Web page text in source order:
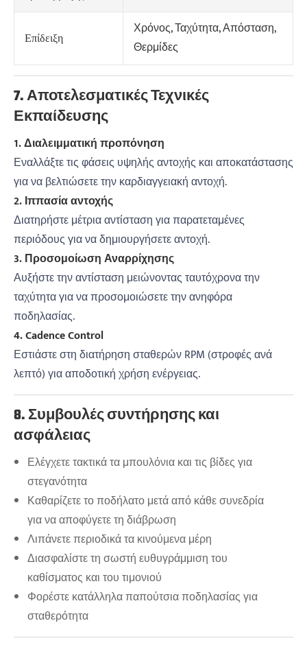
Επίδειξη
Χρόνος, Ταχύτητα, Απόσταση,
Θερμίδες
7. Αποτελεσματικές Τεχνικές
Εκπαίδευσης
1. Διαλειμματική προπόνηση
Εναλλάξτε τις φάσεις υψηλής αντοχής και αποκατάστασης
για να βελτιώσετε την καρδιαγγειακή αντοχή.
2. Ιππασία αντοχής
Διατηρήστε μέτρια αντίσταση για παρατεταμένες
περιόδους για να δημιουργήσετε αντοχή.
3. Προσομοίωση Αναρρίχησης
Αυξήστε την αντίσταση μειώνοντας ταυτόχρονα την
ταχύτητα για να προσομοιώσετε την ανηφόρα
ποδηλασίας.
4. Cadence Control
Εστιάστε στη διατήρηση σταθερών RPM (στροφές ανά
λεπτό) για αποδοτική χρήση ενέργειας.
8. Συμβουλές συντήρησης και
ασφάλειας
Ελέγχετε τακτικά τα μπουλόνια και τις βίδες για
στεγανότητα
Καθαρίζετε το ποδήλατο μετά από κάθε συνεδρία
για να αποφύγετε τη διάβρωση
Λιπάνετε περιοδικά τα κινούμενα μέρη
Διασφαλίστε τη σωστή ευθυγράμμιση του
καθίσματος και του τιμονιού
Φορέστε κατάλληλα παπούτσια ποδηλασίας για
σταθερότητα